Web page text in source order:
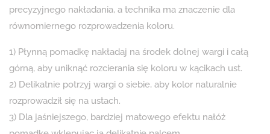
precyzyjnego nakładania, a technika ma znaczenie dla
równomiernego rozprowadzenia koloru.
1) Płynną pomadkę nakładaj na środek dolnej wargi i całą
górną, aby uniknąć rozcierania się koloru w kącikach ust.
2) Delikatnie potrzyj wargi o siebie, aby kolor naturalnie
rozprowadził się na ustach.
3) Dla jaśniejszego, bardziej matowego efektu nałóż